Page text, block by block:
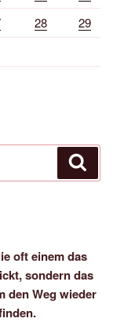
28
29
oft einem das
sondern das
den Weg wieder